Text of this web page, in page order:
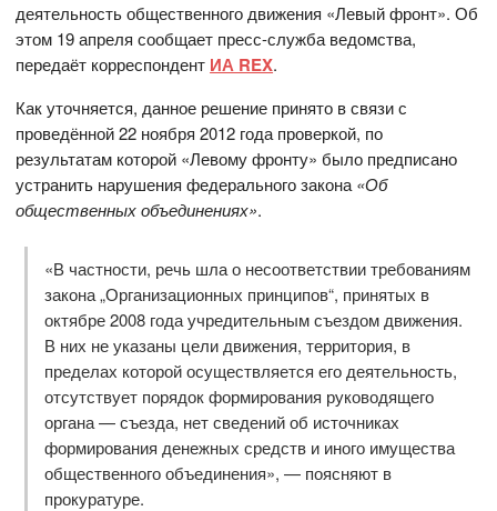
деятельность общественного движения «Левый фронт». Об
этом 19 апреля сообщает пресс-служба ведомства,
передаёт корреспондент ИА REX.
Как уточняется, данное решение принято в связи с
проведённой 22 ноября 2012 года проверкой, по
результатам которой «Левому фронту» было предписано
устранить нарушения федерального закона«Об
общественных объединениях».
«В частности, речь шла о несоответствии требованиям
закона „Организационных принципов“, принятых в
октябре 2008 года учредительным съездом движения.
В них не указаны цели движения, территория, в
пределах которой осуществляется его деятельность,
отсутствует порядок формирования руководящего
органа — съезда, нет сведений об источниках
формирования денежных средств и иного имущества
общественного объединения», — поясняют в
прокуратуре.